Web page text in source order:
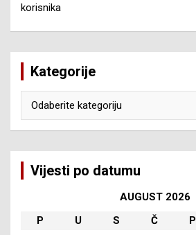
korisnika
Kategorije
Vijesti po datumu
AUGUST 2026
P
U S Č P